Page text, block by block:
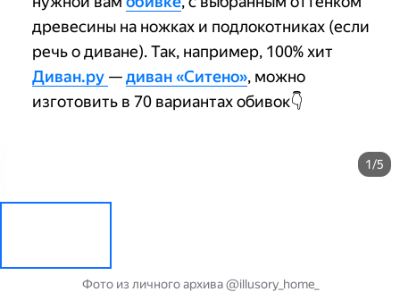
древесины на ножках и подлокотниках (если
речь о диване). Так, например, 100% хит
Диван.ру —диван «Ситено», можно
изготовить в 70 вариантах обивок👇
1/5
Фото из личного архива @illusory_home_